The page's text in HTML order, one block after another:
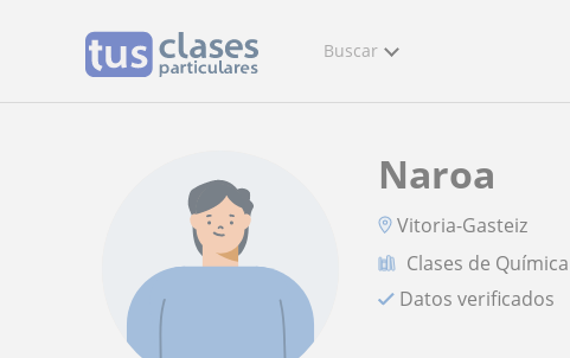
Buscar
Naroa
Vitoria-Gasteiz
Clases de Química
Datos verificados